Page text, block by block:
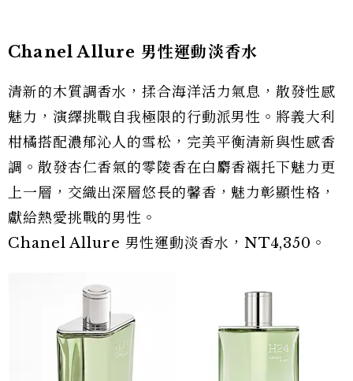
Chanel Allure 男性運動淡香水
清新的木質調香水，揉合海洋活力氣息，散發性感
魅力，演繹挑戰自我極限的行動派男性。將義大利
柑橘搭配濃郁沁人的雪松，完美平衡清新與性感香
調。散發杏仁香氣的零陵香在白麝香襯托下魅力更
上一層，交織出深層悠長的馨香，魅力彰顯性格，
獻給熱愛挑戰的男性。
Chanel Allure 男性運動淡香水，NT4,350。